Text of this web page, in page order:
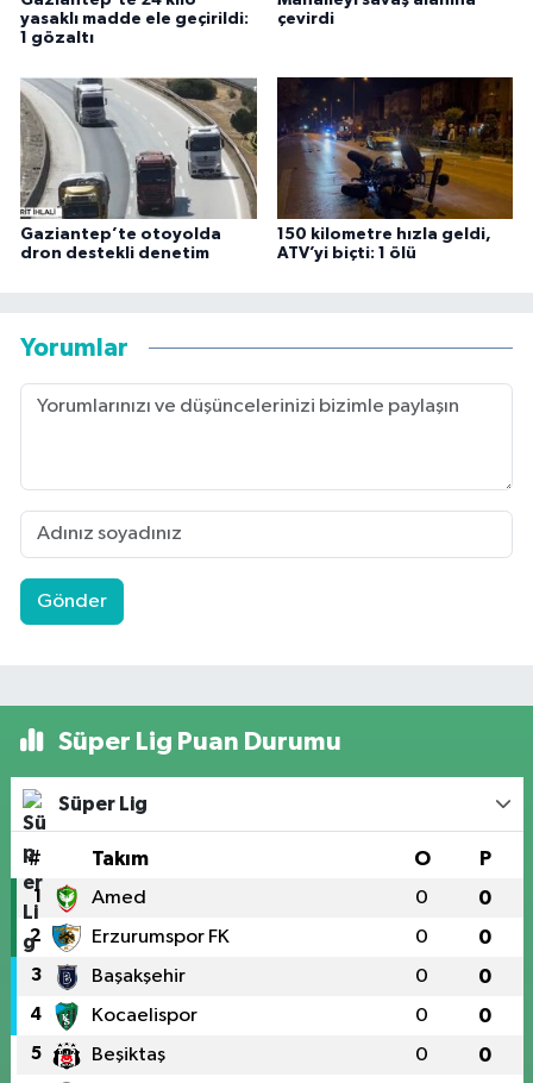
yasaklı madde ele geçirildi:
1 gözaltı
çevirdi
Gaziantep’te otoyolda
dron destekli denetim
150 kilometre hızla geldi,
ATV’yi biçti: 1 ölü
Yorumlar
Gönder
Süper Lig Puan Durumu
Süper Lig
# Takım O P
1 Amed 0 0
2 Erzurumspor FK 0 0
3 Başakşehir 0 0
4 Kocaelispor 0 0
5 Beşiktaş 0 0